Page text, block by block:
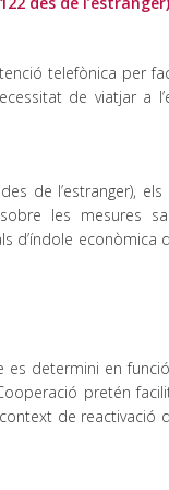
telefònica per
de viatjar a
de l’estranger), els
les mesures
d’índole econòmica
es determini en
pretén
de reactivació